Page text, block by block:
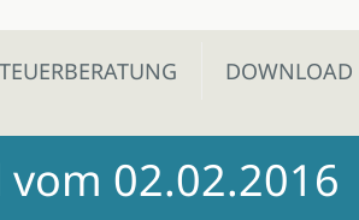
DOWNLOAD
02.02.2016